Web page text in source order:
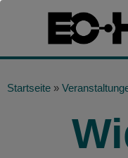
Startseite »